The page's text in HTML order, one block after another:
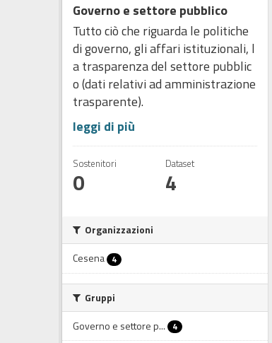
Governo e settore pubblico
Tutto ciò che riguarda le politiche
di governo, gli affari istituzionali, l
a trasparenza del settore pubblic
o (dati relativi ad amministrazione
trasparente).
leggi di più
Sostenitori
0
Dataset
4
Organizzazioni
Cesena 4
Gruppi
Governo e settore p...
4